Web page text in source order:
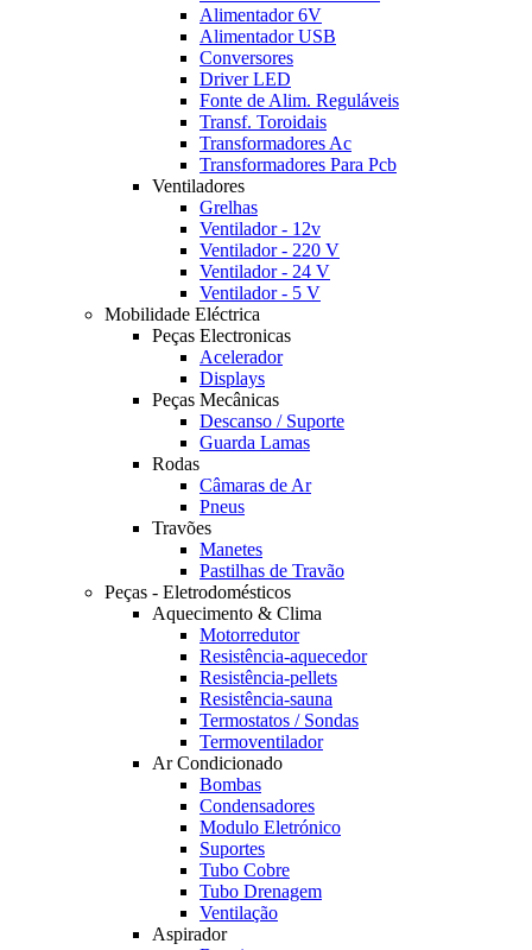
Alimentador 6V
Alimentador USB
Conversores
Driver LED
Fonte de Alim. Reguláveis
Transf. Toroidais
Transformadores Ac
Transformadores Para Pcb
Ventiladores
Grelhas
Ventilador - 12v
Ventilador - 220 V
Ventilador - 24 V
Ventilador - 5 V
Mobilidade Eléctrica
Peças Electronicas
Acelerador
Displays
Peças Mecânicas
Descanso / Suporte
Guarda Lamas
Rodas
Câmaras de Ar
Pneus
Travões
Manetes
Pastilhas de Travão
Peças - Eletrodomésticos
Aquecimento & Clima
Motorredutor
Resistência-aquecedor
Resistência-pellets
Resistência-sauna
Termostatos / Sondas
Termoventilador
Ar Condicionado
Bombas
Condensadores
Modulo Eletrónico
Suportes
Tubo Cobre
Tubo Drenagem
Ventilação
Aspirador